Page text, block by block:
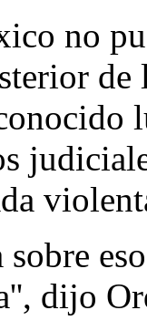
no
dijo